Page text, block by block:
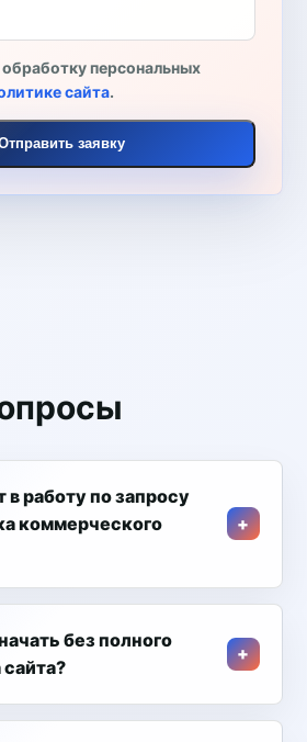
обработку персональных
сайта.
заявку
в работу по запросу
коммерческого
без полного